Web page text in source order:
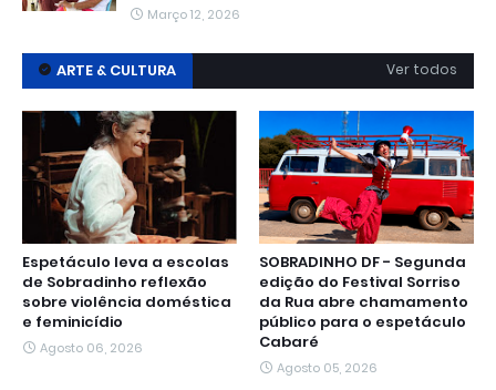
Março 12, 2026
ARTE & CULTURA Ver todos
Espetáculo leva a escolas
de Sobradinho reflexão
sobre violência doméstica
e feminicídio
Agosto 06, 2026
SOBRADINHO DF - Segunda
edição do Festival Sorriso
da Rua abre chamamento
público para o espetáculo
Cabaré
Agosto 05, 2026